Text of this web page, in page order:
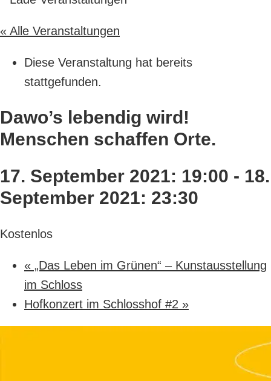
« Alle Veranstaltungen
Diese Veranstaltung hat bereits
stattgefunden.
Dawo’s lebendig wird!
Menschen schaffen Orte.
17. September 2021: 19:00 - 18.
September 2021: 23:30
Kostenlos
« „Das Leben im Grünen“ – Kunstausstellung
im Schloss
Hofkonzert im Schlosshof #2 »